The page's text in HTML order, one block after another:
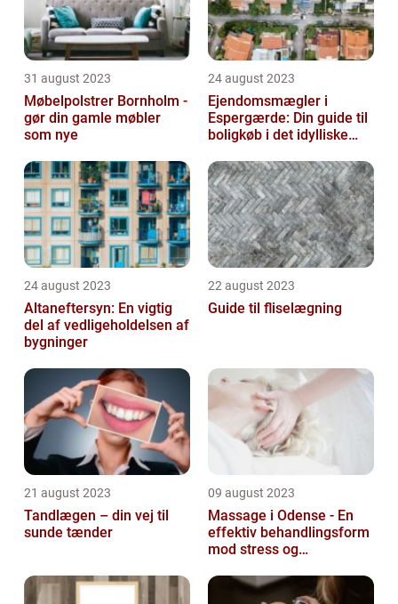
31 august 2023
Møbelpolstrer Bornholm -
gør din gamle møbler
som nye
24 august 2023
Ejendomsmægler i
Espergærde: Din guide til
boligkøb i det idylliske
24 august 2023
Altaneftersyn: En vigtig
del af vedligeholdelsen af
bygninger
22 august 2023
Guide til fliselægning
21 august 2023
Tandlægen – din vej til
sunde tænder
09 august 2023
Massage i Odense - En
effektiv behandlingsform
mod stress og